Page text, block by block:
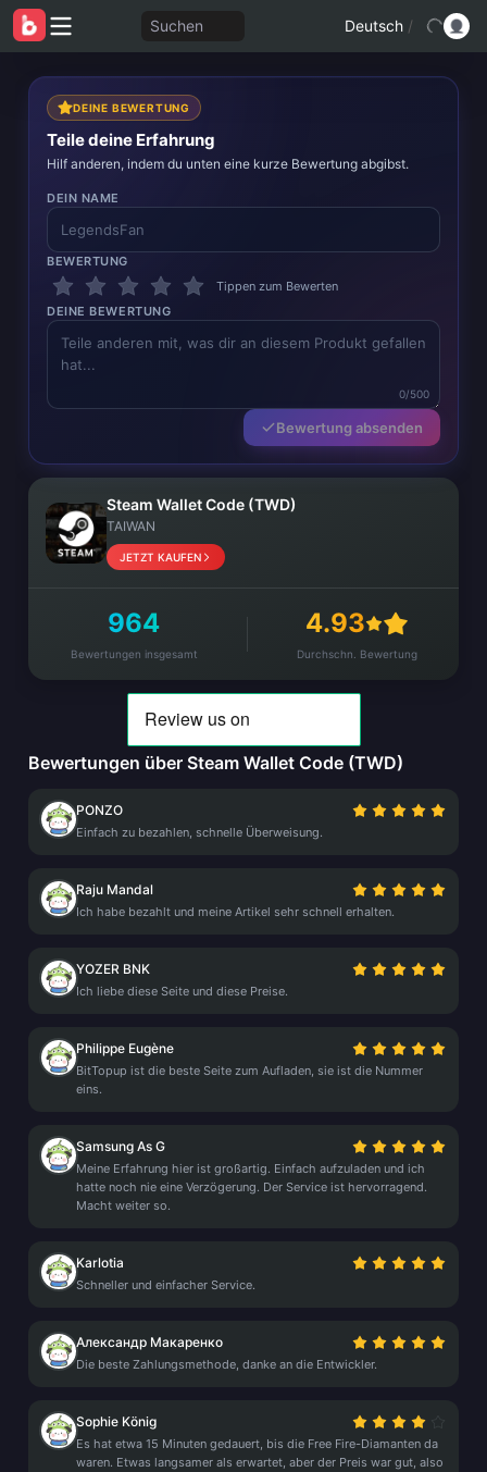
Suchen Deutsch /
DEINE BEWERTUNG
Teile deine Erfahrung
Hilf anderen, indem du unten eine kurze Bewertung abgibst.
DEIN NAME
BEWERTUNG
Tippen zum Bewerten
DEINE BEWERTUNG
0/500
Bewertung absenden
Steam Wallet Code (TWD)
TAIWAN
JETZT KAUFEN
964
Bewertungen insgesamt
4.93
Durchschn. Bewertung
Bewertungen über Steam Wallet Code (TWD)
PONZO
Einfach zu bezahlen, schnelle Überweisung.
Raju Mandal
Ich habe bezahlt und meine Artikel sehr schnell erhalten.
YOZER BNK
Ich liebe diese Seite und diese Preise.
Philippe Eugène
BitTopup ist die beste Seite zum Aufladen, sie ist die Nummer
eins.
Samsung As G
Meine Erfahrung hier ist großartig. Einfach aufzuladen und ich
hatte noch nie eine Verzögerung. Der Service ist hervorragend.
Macht weiter so.
Karlotia
Schneller und einfacher Service.
Александр Макаренко
Die beste Zahlungsmethode, danke an die Entwickler.
Sophie König
Es hat etwa 15 Minuten gedauert, bis die Free Fire-Diamanten da
waren. Etwas langsamer als erwartet, aber der Preis war gut, also